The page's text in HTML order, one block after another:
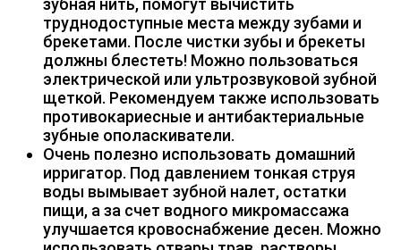
зубная нить, помогут вычистить
труднодоступные места между зубами и
брекетами. После чистки зубы и брекеты
должны блестеть! Можно пользоваться
электрической или ультрозвуковой зубной
щеткой. Рекомендуем также использовать
противокариесные и антибактериальные
зубные ополаскиватели.
Очень полезно использовать домашний
ирригатор. Под давлением тонкая струя
воды вымывает зубной налет, остатки
пищи, а за счет водного микромассажа
улучшается кровоснабжение десен. Можно